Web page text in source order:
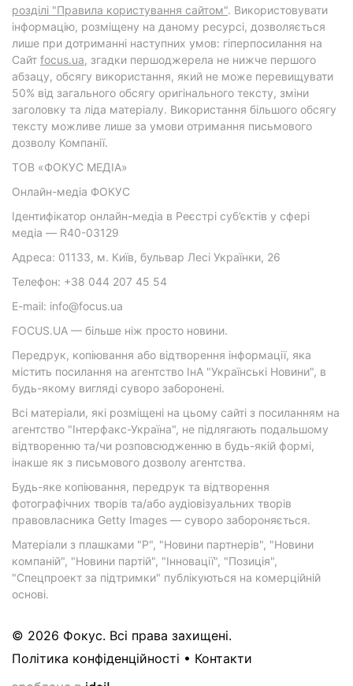
розділі "Правила користування сайтом". Використовувати
інформацію, розміщену на даному ресурсі, дозволяється
лише при дотриманні наступних умов: гіперпосилання на
Cайт focus.ua, згадки першоджерела не нижче першого
абзацу, обсягу використання, який не може перевищувати
50% від загального обсягу оригінального тексту, зміни
заголовку та ліда матеріалу. Використання більшого обсягу
тексту можливе лише за умови отримання письмового
дозволу Компанії.
ТОВ «ФОКУС МЕДІА»
Онлайн-медіа ФОКУС
Ідентифікатор онлайн-медіа в Реєстрі суб’єктів у сфері
медіа — R40-03129
Адреса: 01133, м. Київ, бульвар Лесі Українки, 26
Телефон: +38 044 207 45 54
E-mail: info@focus.ua
FOCUS.UA — більше ніж просто новини.
Передрук, копіювання або відтворення інформації, яка
містить посилання на агентство ІнА "Українські Новини", в
будь-якому вигляді суворо заборонені.
Всі матеріали, які розміщені на цьому сайті з посиланням на
агентство "Інтерфакс-Україна", не підлягають подальшому
відтворенню та/чи розповсюдженню в будь-якій формі,
інакше як з письмового дозволу агентства.
Будь-яке копіювання, передрук та відтворення
фотографічних творів та/або аудіовізуальних творів
правовласника Getty Images — суворо забороняється.
Матеріали з плашками "Р", "Новини партнерів", "Новини
компаній", "Новини партій", "Інновації", "Позиція",
"Спецпроект за підтримки" публікуються на комерційній
основі.
© 2026 Фокус. Всі права захищені.
Політика конфіденційності • Контакти